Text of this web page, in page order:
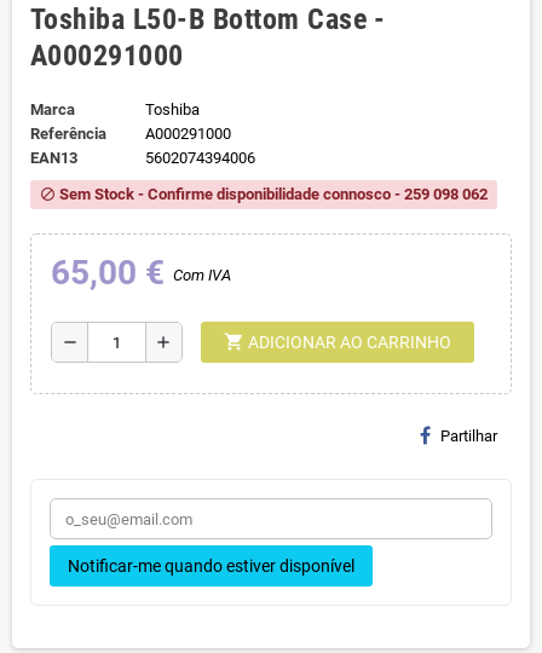
Toshiba L50-B Bottom Case -
A000291000
Marca
Toshiba
Referência
A000291000
EAN13
5602074394006
block Sem Stock - Confirme disponibilidade connosco - 259 098 062
65,00 € Com IVA
remove add shopping_cart ADICIONAR AO CARRINHO
Partilhar
Notificar-me quando estiver disponível